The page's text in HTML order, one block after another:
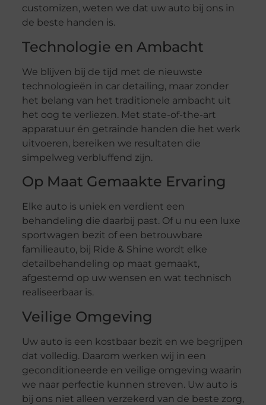
customizen, weten we dat uw auto bij ons in
de beste handen is.
Technologie en Ambacht
We blijven bij de tijd met de nieuwste
technologieën in car detailing, maar zonder
het belang van het traditionele ambacht uit
het oog te verliezen. Met state-of-the-art
apparatuur én getrainde handen die het werk
uitvoeren, bereiken we resultaten die
simpelweg verbluffend zijn.
Op Maat Gemaakte Ervaring
Elke auto is uniek en verdient een
behandeling die daarbij past. Of u nu een luxe
sportwagen bezit of een betrouwbare
familieauto, bij Ride & Shine wordt elke
detailbehandeling op maat gemaakt,
afgestemd op uw wensen en wat technisch
realiseerbaar is.
Veilige Omgeving
Uw auto is een kostbaar bezit en we begrijpen
dat volledig. Daarom werken wij in een
geconditioneerde en veilige omgeving waarin
we naar perfectie kunnen streven. Uw auto is
bij ons niet alleen verzekerd van de beste zorg,